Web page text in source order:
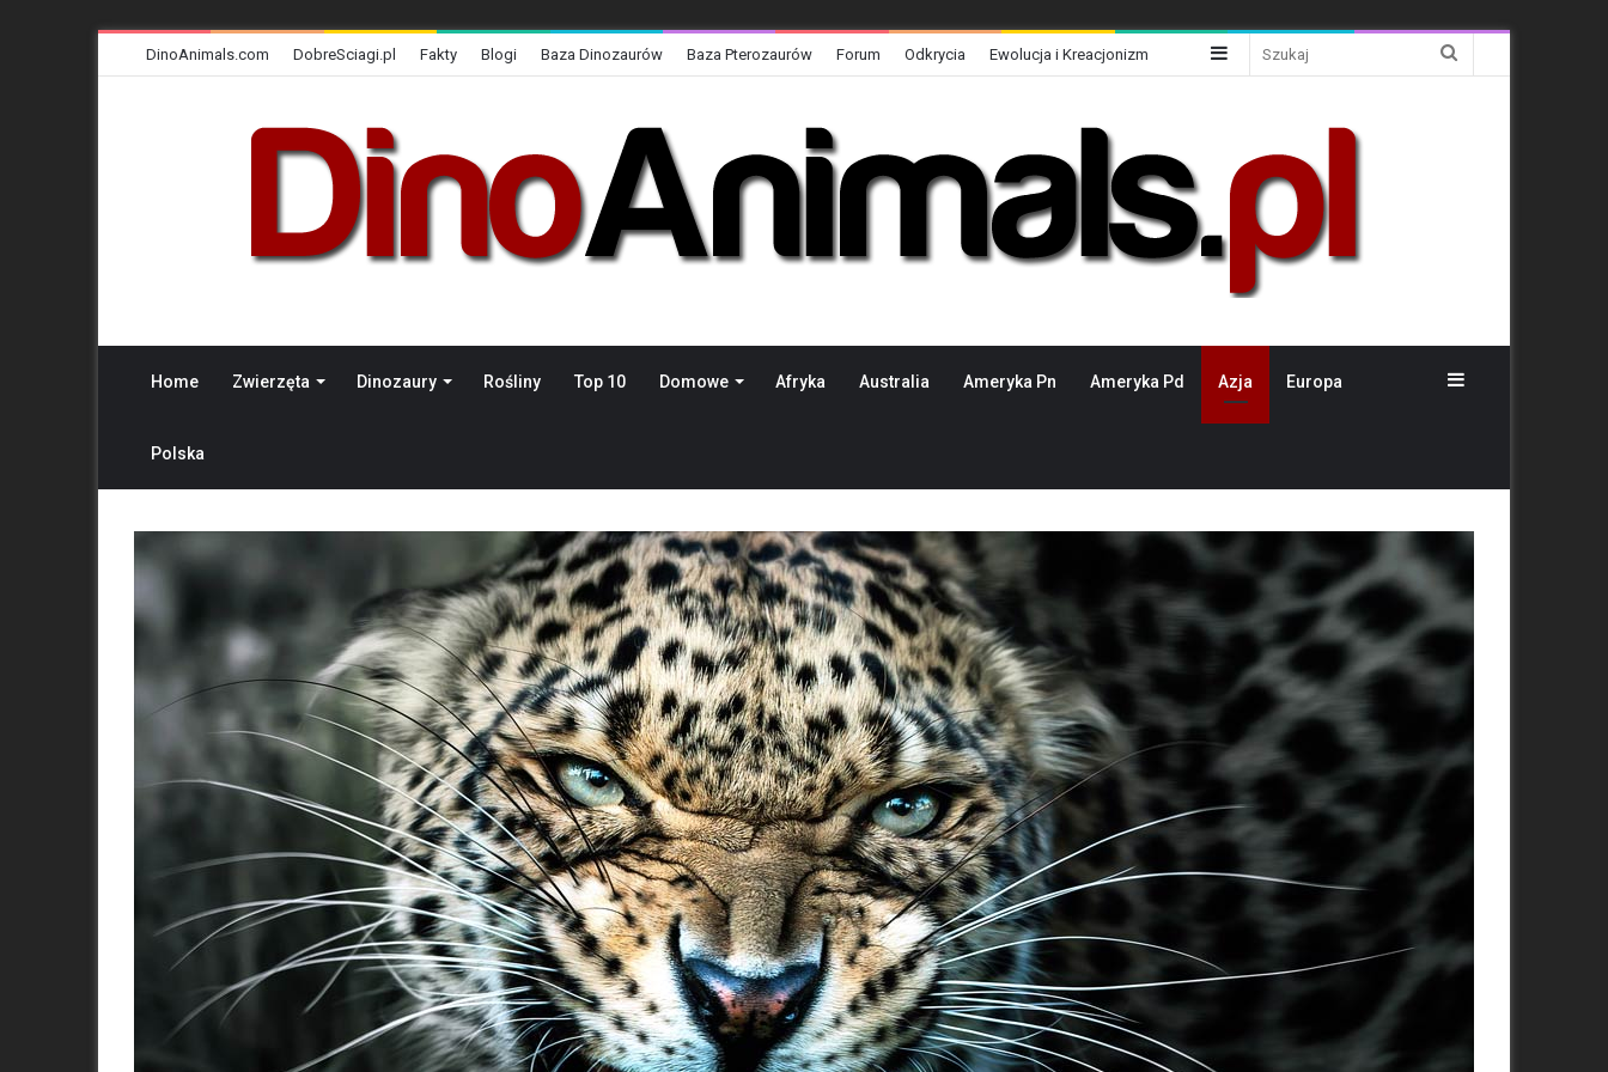
DinoAnimals.com DobreSciagi.pl Fakty Blogi Baza Dinozaurów Baza Pterozaurów Forum Odkrycia Ewolucja i Kreacjonizm Sidebar
Home Zwierzęta Dinozaury Rośliny Top 10 Domowe Afryka Australia Ameryka Pn Ameryka Pd Azja Europa
Polska
Sidebar